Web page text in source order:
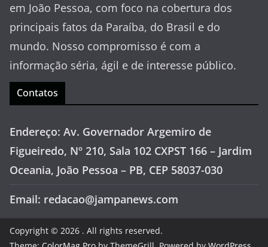
em João Pessoa, com foco na cobertura dos
principais fatos da Paraíba, do Brasil e do
mundo. Nosso compromisso é com a
informação séria, ágil e de interesse público.
Contatos
Endereço: Av. Governador Argemiro de
Figueiredo, Nº 210, Sala 102 CXPST 166 – Jardim
Oceania, João Pessoa – PB, CEP 58037-030
Email: redacao@jampanews.com
Copyright © 2026 . All rights reserved.